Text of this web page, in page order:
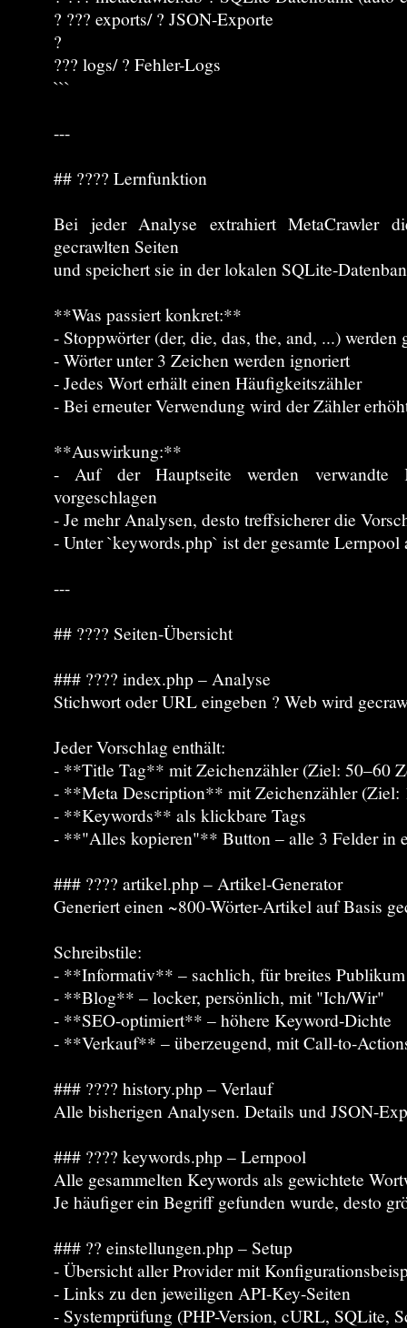
? ??? exports/ ? JSON-Exporte
?
??? logs/ ? Fehler-Logs
```
---
## ???? Lernfunktion
Bei jeder Analyse extrahiert MetaCrawler
gecrawlten Seiten
und speichert sie in der lokalen SQLite-
**Was passiert konkret:**
- Stoppwörter (der, die, das, the, and, ...) werden
- Wörter unter 3 Zeichen werden ignoriert
- Jedes Wort erhält einen Häufigkeitszähler
- Bei erneuter Verwendung wird der Zähler
**Auswirkung:**
- Auf der Hauptseite werden verwandte
vorgeschlagen
- Je mehr Analysen, desto treffsicherer die
- Unter `keywords.php` ist der gesamte
---
## ???? Seiten-Übersicht
### ???? index.php – Analyse
Stichwort oder URL eingeben ? Web wird
Jeder Vorschlag enthält:
- **Title Tag** mit Zeichenzähler (Ziel: 50–60
- **Meta Description** mit Zeichenzähler (Ziel:
- **Keywords** als klickbare Tags
- **"Alles kopieren"** Button – alle 3 Felder in
### ???? artikel.php – Artikel-Generator
Generiert einen ~800-Wörter-Artikel auf Basis
Schreibstile:
- **Informativ** – sachlich, für breites Publikum
- **Blog** – locker, persönlich, mit "Ich/Wir"
- **SEO-optimiert** – höhere Keyword-Dichte
- **Verkauf** – überzeugend, mit Call-to-
### ???? history.php – Verlauf
Alle bisherigen Analysen. Details und JSON-
### ???? keywords.php – Lernpool
Alle gesammelten Keywords als gewichtete
Je häufiger ein Begriff gefunden wurde, desto
### ?? einstellungen.php – Setup
- Übersicht aller Provider mit
- Links zu den jeweiligen API-Key-Seiten
- Systemprüfung (PHP-Version, cURL, SQLite,